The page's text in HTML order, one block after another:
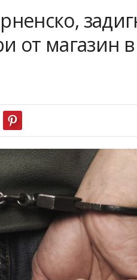
от магазин в